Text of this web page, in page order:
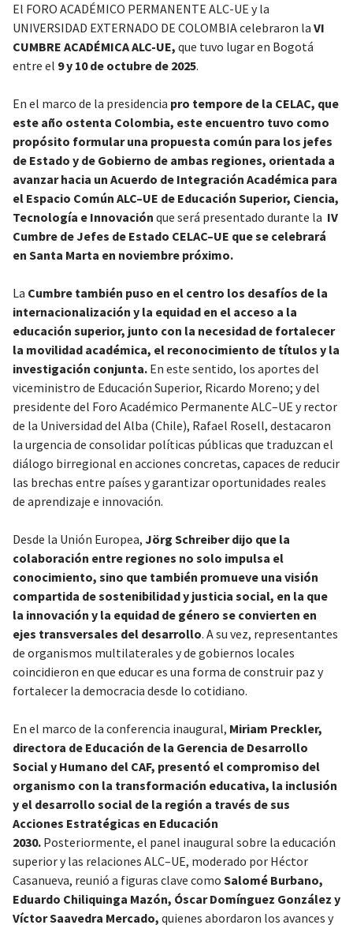
El FORO ACADÉMICO PERMANENTE ALC-UE y la
UNIVERSIDAD EXTERNADO DE COLOMBIA celebraron la VI
CUMBRE ACADÉMICA ALC-UE, que tuvo lugar en Bogotá
entre el 9 y 10 de octubre de 2025.
En el marco de la presidencia pro tempore de la CELAC, que
este año ostenta Colombia, este encuentro tuvo como
propósito formular una propuesta común para los jefes
de Estado y de Gobierno de ambas regiones, orientada a
avanzar hacia un Acuerdo de Integración Académica para
el Espacio Común ALC–UE de Educación Superior, Ciencia,
Tecnología e Innovación que será presentado durante la IV
Cumbre de Jefes de Estado CELAC–UE que se celebrará
en Santa Marta en noviembre próximo.
La Cumbre también puso en el centro los desafíos de la
internacionalización y la equidad en el acceso a la
educación superior, junto con la necesidad de fortalecer
la movilidad académica, el reconocimiento de títulos y la
investigación conjunta.En este sentido, los aportes del
viceministro de Educación Superior, Ricardo Moreno; y del
presidente del Foro Académico Permanente ALC–UE y rector
de la Universidad del Alba (Chile), Rafael Rosell, destacaron
la urgencia de consolidar políticas públicas que traduzcan el
diálogo birregional en acciones concretas, capaces de reducir
las brechas entre países y garantizar oportunidades reales
de aprendizaje e innovación.
Desde la Unión Europea, Jörg Schreiber dijo que la
colaboración entre regiones no solo impulsa el
conocimiento, sino que también promueve una visión
compartida de sostenibilidad y justicia social, en la que
la innovación y la equidad de género se convierten en
ejes transversales del desarrollo. A su vez, representantes
de organismos multilaterales y de gobiernos locales
coincidieron en que educar es una forma de construir paz y
fortalecer la democracia desde lo cotidiano.
En el marco de la conferencia inaugural, Miriam Preckler,
directora de Educación de la Gerencia de Desarrollo
Social y Humano del CAF, presentó el compromiso del
organismo con la transformación educativa, la inclusión
y el desarrollo social de la región a través de sus
Acciones Estratégicas en Educación
2030.Posteriormente, el panel inaugural sobre la educación
superior y las relaciones ALC–UE, moderado por Héctor
Casanueva, reunió a figuras clave como Salomé Burbano,
Eduardo Chiliquinga Mazón, Óscar Domínguez González y
Víctor Saavedra Mercado, quienes abordaron los avances y